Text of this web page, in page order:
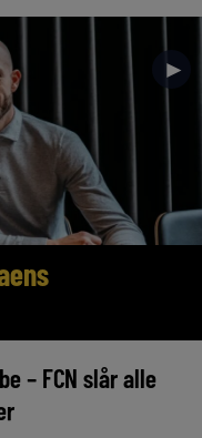
►
– FCN slår alle